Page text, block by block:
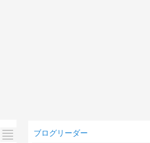
ブログリーダー